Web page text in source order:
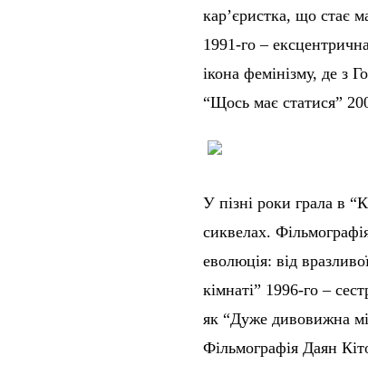
кар’єристка, що стає
1991-го –
ікона фемінізму, де з
“Щось має статися”
У пізні роки грала в
сиквелах.
еволюція: від
кімнаті” 1996-го –
як “Дуже дивовижна
Фільмографія Даян